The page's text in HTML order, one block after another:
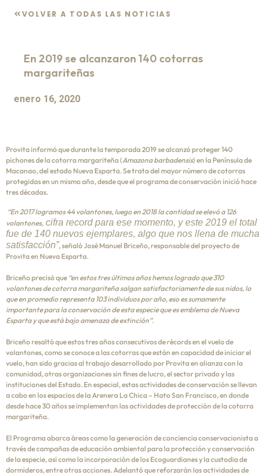
VOLVER A TODAS LAS NOTICIAS
En 2019 se alcanzaron 140 cotorras
margariteñas
enero 16, 2020
Provita informó que durante la temporada 2019 se alcanzó proteger 140
pichones de la cotorra margariteña (Amazona barbadensis) en la Península de
Macanao, del estado Nueva Esparta. Se trata del mayor número de cotorras
protegidas en un mismo año, desde que el programa de conservación inició hace
tres décadas.
“En 2017 logramos 44 volantones, luego en 2018 la cantidad se elevó a 126
volantones, cifra record para ese momento, y este 2019 el total
fue de 140 nuevos ejemplares, algo que nos llena de mucha
satisfacción”, señaló José Manuel Briceño, responsable del proyecto de
Provita en Nueva Esparta.
Briceño precisó que “en estos tres últimos años hemos logrado que 310
volantones de cotorra margariteña salgan satisfactoriamente de sus nidos, lo
que en promedio representa 103 individuos por año, eso es sumamente
importante para la conservación de esta especie que es emblema de Nueva
Esparta y que está bajo amenaza de extinción”.
Briceño resaltó que estos tres años consecutivos de récords en el vuelo de
volantones, como se conoce a las cotorras que están en capacidad de iniciar el
vuelo, han sido gracias al trabajo desarrollado por Provita en alianza con la
comunidad, otras organizaciones sin fines de lucro, el sector privado y las
instituciones del Estado. En especial, estas actividades de conservación se llevan
a cabo en los espacios de la Arenera La Chica – Hato San Francisco, en donde
desde hace 30 años se implementan las actividades de protección de la cotorra
margariteña.
El Programa abarca áreas como la generación de conciencia conservacionista a
través de campañas de educación ambiental para la protección y conservación
de la especie, así como la incorporación de los Ecoguardianes y la custodia de
dormideros, entre otras acciones. Adelantó que reforzarán las actividades de